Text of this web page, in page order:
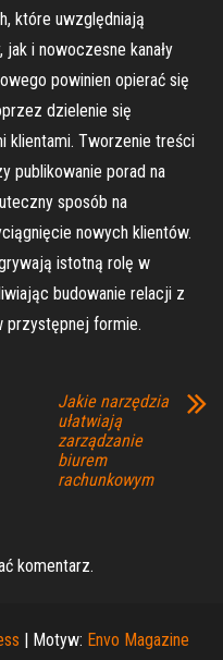
które uwzględniają
i nowoczesne kanały
powinien opierać się
dzielenie się
klientami. Tworzenie treści
publikowanie porad na
sposób na
nowych klientów.
istotną rolę w
budowanie relacji z
przystępnej formie.
Jakie narzędzia
ułatwiają
zarządzanie
biurem
rachunkowym
komentarz.
| Motyw: Envo Magazine